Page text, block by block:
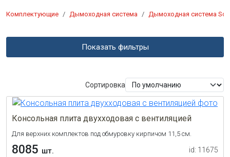
Комплектующие Дымоходная система Дымоходная система
Показать фильтры
Сортировка
Консольная плита двухходовая с вентиляцией
Для верхних комплектов под обмуровку кирпичом 11,5 см.
8085 шт. id: 11675